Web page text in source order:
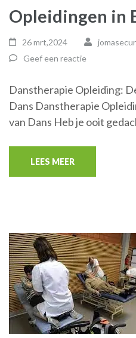
Opleidingen in
26 mrt,2024
Geef een reactie
Danstherapie Opleiding:
Dans Danstherapie
van Dans Heb je ooit
LEES MEER